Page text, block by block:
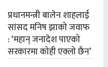
प्रधानमन्त्री बालेन शाहलाई
सांसद मनिष झाको जवाफ
: ‘महान् जनादेश पाएको
सरकारमा कोही एक्लो छैन’